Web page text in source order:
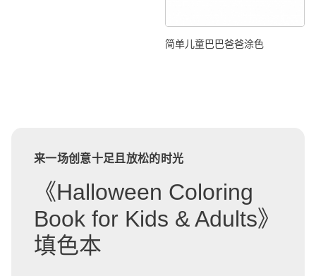
简单儿童巴巴爸爸涂色
来一场创意十足且放松的时光
《Halloween Coloring
Book for Kids & Adults》
填色本